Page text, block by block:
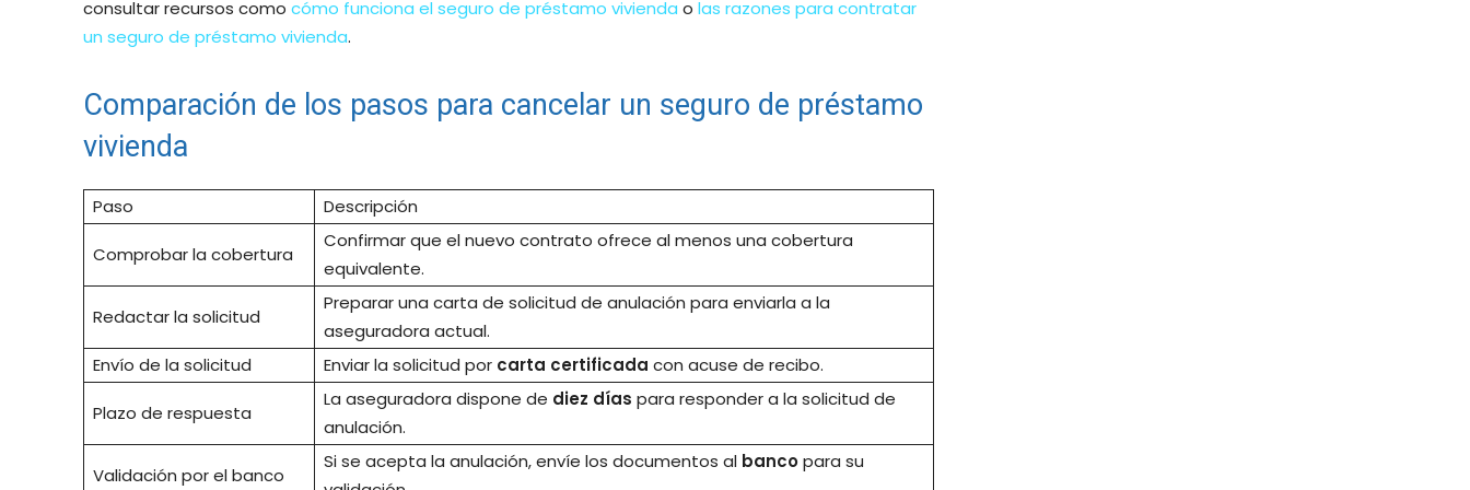
consultar recursos como cómo funciona el seguro de préstamo vivienda o las razones para contratar
un seguro de préstamo vivienda.
Comparación de los pasos para cancelar un seguro de préstamo
vivienda
Paso Descripción
Comprobar la cobertura
Confirmar que el nuevo contrato ofrece al menos una cobertura
equivalente.
Redactar la solicitud
Preparar una carta de solicitud de anulación para enviarla a la
aseguradora actual.
Envío de la solicitud
Enviar la solicitud por carta certificada con acuse de recibo.
Plazo de respuesta
La aseguradora dispone de diez días para responder a la solicitud de
anulación.
Validación por el banco
Si se acepta la anulación, envíe los documentos al bancopara su